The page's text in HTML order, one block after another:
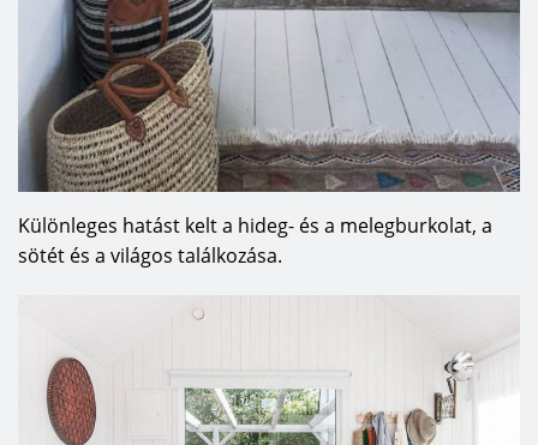
Különleges hatást kelt a hideg- és a melegburkolat, a
sötét és a világos találkozása.